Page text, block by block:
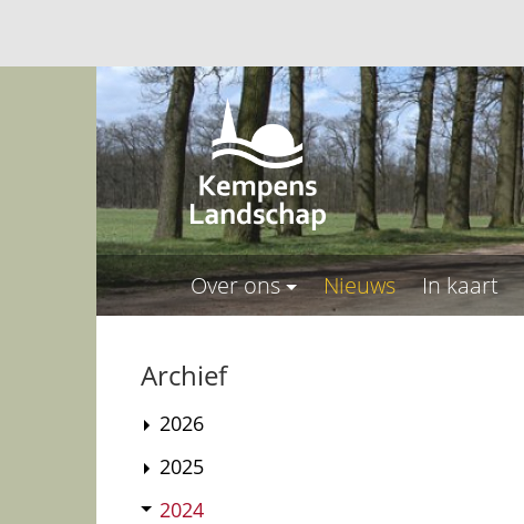
Over ons Nieuws In kaart
Archief
2026
2025
2024